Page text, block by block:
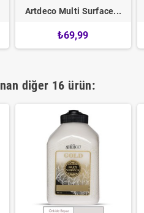
Artdeco Multi Surface...
₺69,99
diğer 16 ürün: